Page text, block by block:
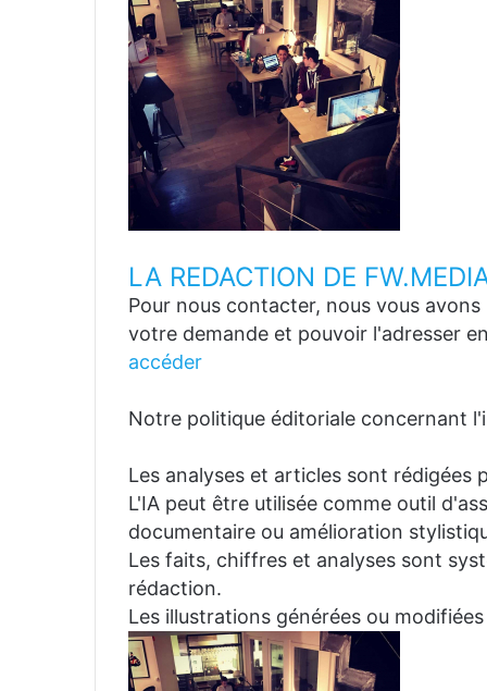
LA REDACTION DE
Pour nous contacter, nous vous
votre demande et pouvoir l'adresser
accéder
Notre politique éditoriale concernant
Les analyses et articles sont rédigées
L'IA peut être utilisée comme outil
documentaire ou amélioration
Les faits, chiffres et analyses sont
rédaction.
Les illustrations générées ou